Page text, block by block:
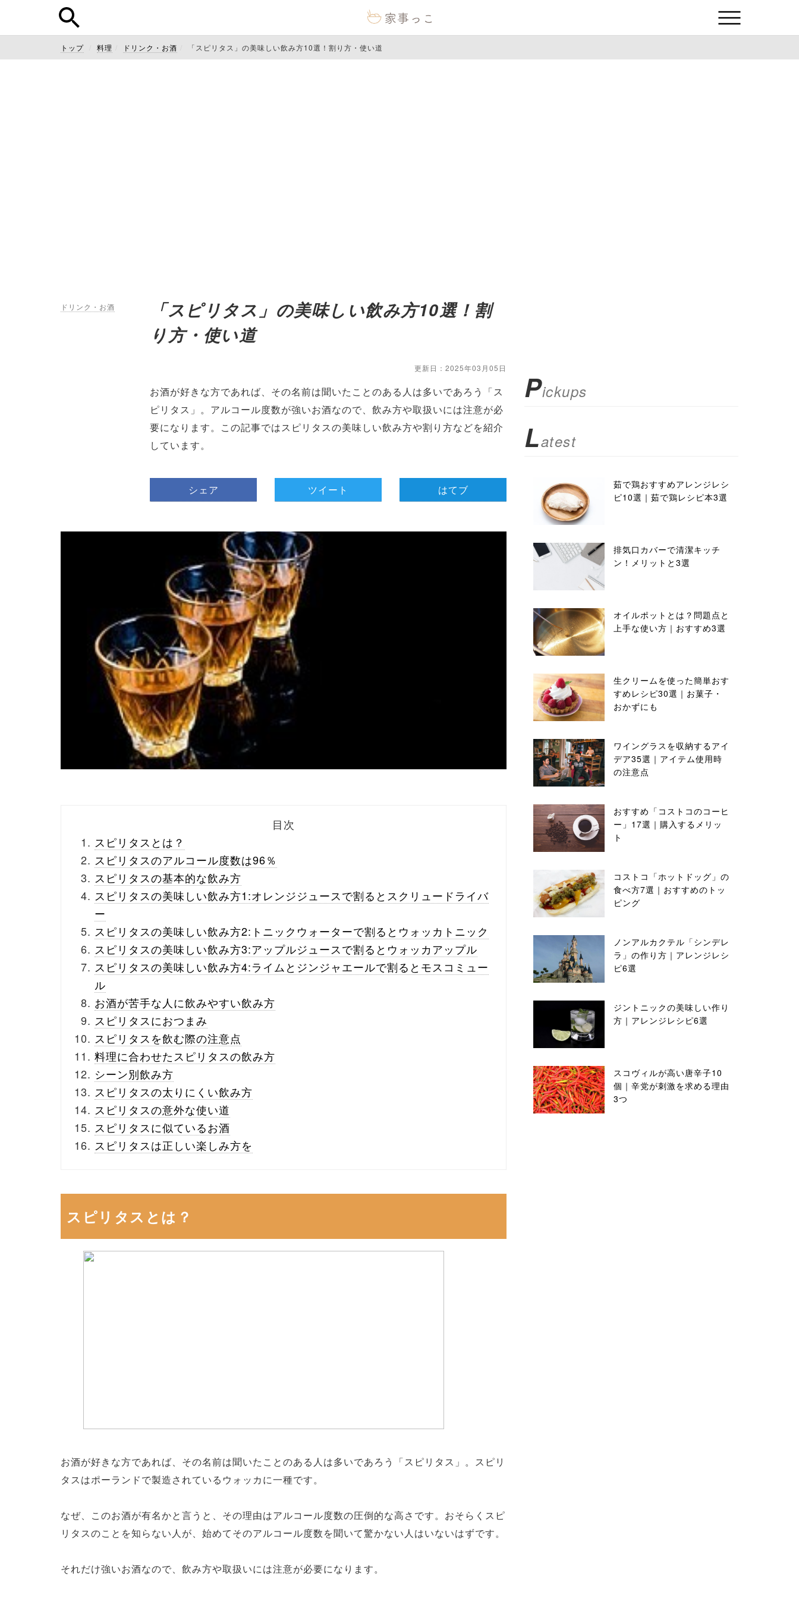
トップ 料理 ドリンク・お酒 「スピリタス」の美味しい飲み方10選！割り方・使い道
ドリンク・お酒
「スピリタス」の美味しい飲み方10選！割
り方・使い道
更新日：2025年03月05日
お酒が好きな方であれば、その名前は聞いたことのある人は多いであろう「ス
ピリタス」。アルコール度数が強いお酒なので、飲み方や取扱いには注意が必
要になります。この記事ではスピリタスの美味しい飲み方や割り方などを紹介
しています。
シェア ツイート はてブ
目次
スピリタスとは？
スピリタスのアルコール度数は96％
スピリタスの基本的な飲み方
スピリタスの美味しい飲み方1:オレンジジュースで割るとスクリュードライバ
ー
スピリタスの美味しい飲み方2:トニックウォーターで割るとウォッカトニック
スピリタスの美味しい飲み方3:アップルジュースで割るとウォッカアップル
スピリタスの美味しい飲み方4:ライムとジンジャエールで割るとモスコミュー
ル
お酒が苦手な人に飲みやすい飲み方
スピリタスにおつまみ
スピリタスを飲む際の注意点
料理に合わせたスピリタスの飲み方
シーン別飲み方
スピリタスの太りにくい飲み方
スピリタスの意外な使い道
スピリタスに似ているお酒
スピリタスは正しい楽しみ方を
スピリタスとは？
お酒が好きな方であれば、その名前は聞いたことのある人は多いであろう「スピリタス」。スピリ
タスはポーランドで製造されているウォッカに一種です。
なぜ、このお酒が有名かと言うと、その理由はアルコール度数の圧倒的な高さです。おそらくスピ
リタスのことを知らない人が、始めてそのアルコール度数を聞いて驚かない人はいないはずです。
それだけ強いお酒なので、飲み方や取扱いには注意が必要になります。
Pickups
Latest
茹で鶏おすすめアレンジレシ
ピ10選｜茹で鶏レシピ本3選
排気口カバーで清潔キッチ
ン！メリットと3選
オイルポットとは？問題点と
上手な使い方｜おすすめ3選
生クリームを使った簡単おす
すめレシピ30選｜お菓子・
おかずにも
ワイングラスを収納するアイ
デア35選｜アイテム使用時
の注意点
おすすめ「コストコのコーヒ
ー」17選｜購入するメリッ
ト
コストコ「ホットドッグ」の
食べ方7選｜おすすめのトッ
ピング
ノンアルカクテル「シンデレ
ラ」の作り方｜アレンジレシ
ピ6選
ジントニックの美味しい作り
方｜アレンジレシピ6選
スコヴィルが高い唐辛子10
個｜辛党が刺激を求める理由
3つ